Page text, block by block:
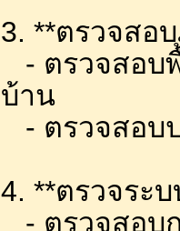
3. **ตรวจสอ
- ตรวจสอบ
บ้าน
- ตรวจสอบ
4. **ตรวจระ
- ตรวจสอบ